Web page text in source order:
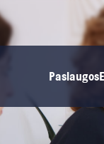
Paslaugos